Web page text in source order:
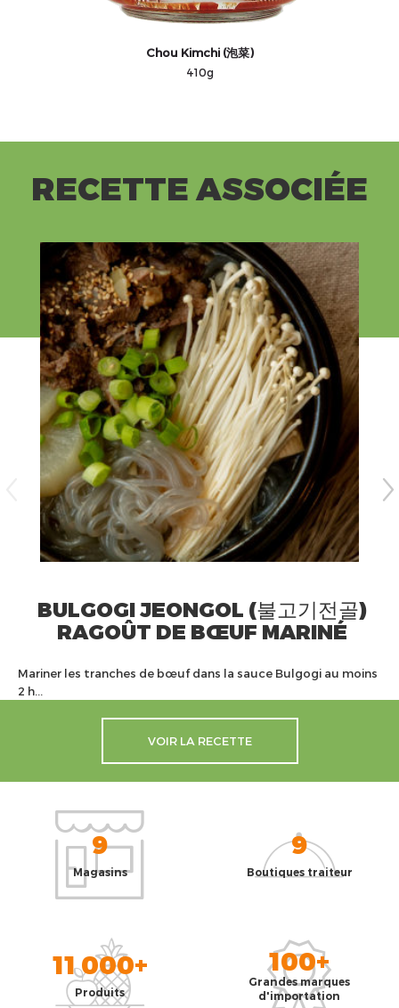
Chou Kimchi (泡菜)
410g
RECETTE ASSOCIÉE
BULGOGI JEONGOL (불고기전골)
RAGOÛT DE BŒUF MARINÉ
Mariner les tranches de bœuf dans la sauce Bulgogi au moins
2 h...
VOIR LA RECETTE
9
Magasins
9
Boutiques traiteur
11 000+
Produits
100+
Grandes marques
d'importation